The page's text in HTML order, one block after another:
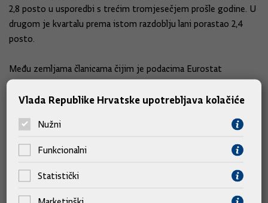
2,8 posto u usporedbi s trećim tromjesečjem prošle godine. U
drugom je kvartalu prema istom razdoblju lani porastao 2,4
posto.
Među zemljama članicama čijim je podacima Eurostat
raspolagao najvišu stopu rasta na godišnjoj razini ostvarila je
Mađarska, od 4,8 posto. Slijede Poljska i Estonija sa 4,1 posto.
Njemačka, od 0,3 odnosno 0,5 posto.
Eurostat je u najnovijem izvješću povisio procjenu rasta BDP-
a 28-članog EU-a u trećem tromjesečju, za 0,1 postotni bod,
na 1,4 posto. To znači da rastao istim tempom kao i u drugom
Vlada Republike Hrvatske upotrebljava kolačiće
Nužni
Funkcionalni
Statistički